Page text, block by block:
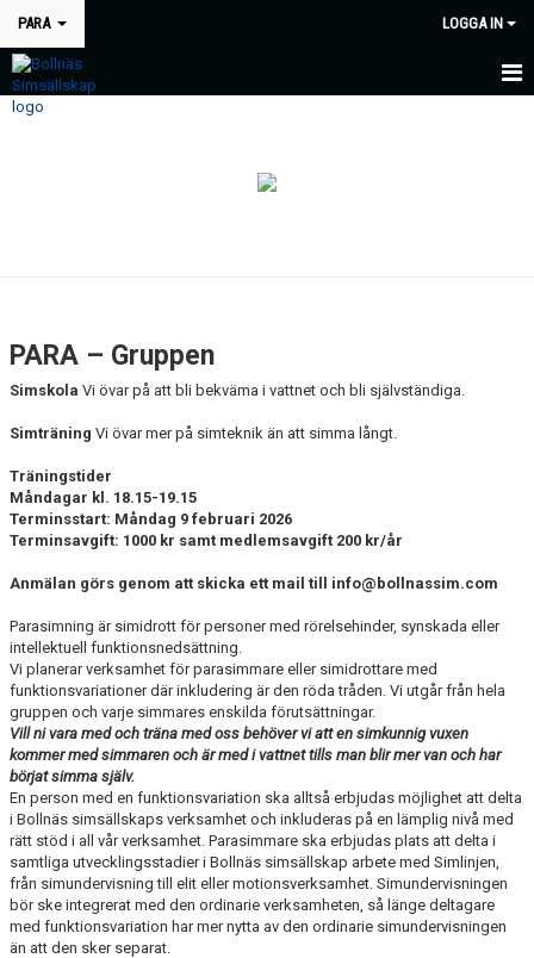
PARA LOGGA IN
HEM
PARA – Gruppen
Simskola Vi övar på att bli bekväma i vattnet och bli självständiga.
Simträning Vi övar mer på simteknik än att simma långt.
Träningstider
Måndagar kl. 18.15-19.15
Terminsstart: Måndag 9 februari 2026
Terminsavgift: 1000 kr samt medlemsavgift 200 kr/år
Anmälan görs genom att skicka ett mail till info@bollnassim.com
Parasimning är simidrott för personer med rörelsehinder, synskada eller
intellektuell funktionsnedsättning.
Vi planerar verksamhet för parasimmare eller simidrottare med
funktionsvariationer där inkludering är den röda tråden. Vi utgår från hela
gruppen och varje simmares enskilda förutsättningar.
Vill ni vara med och träna med oss behöver vi att en simkunnig vuxen
kommer med simmaren och är med i vattnet tills man blir mer van och har
börjat simma själv.
En person med en funktionsvariation ska alltså erbjudas möjlighet att delta
i Bollnäs simsällskaps verksamhet och inkluderas på en lämplig nivå med
rätt stöd i all vår verksamhet. Parasimmare ska erbjudas plats att delta i
samtliga utvecklingsstadier i Bollnäs simsällskap arbete med Simlinjen,
från simundervisning till elit eller motionsverksamhet. Simundervisningen
bör ske integrerat med den ordinarie verksamheten, så länge deltagare
med funktionsvariation har mer nytta av den ordinarie simundervisningen
än att den sker separat.